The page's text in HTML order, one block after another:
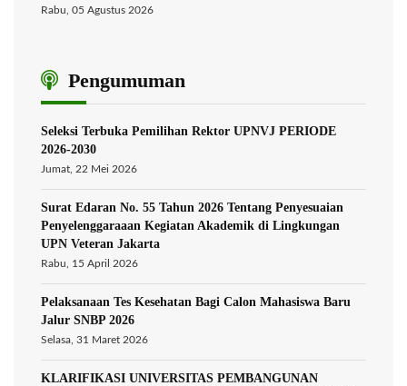
Rabu, 05 Agustus 2026
Pengumuman
Seleksi Terbuka Pemilihan Rektor UPNVJ PERIODE
2026-2030
Jumat, 22 Mei 2026
Surat Edaran No. 55 Tahun 2026 Tentang Penyesuaian
Penyelenggaraaan Kegiatan Akademik di Lingkungan
UPN Veteran Jakarta
Rabu, 15 April 2026
Pelaksanaan Tes Kesehatan Bagi Calon Mahasiswa Baru
Jalur SNBP 2026
Selasa, 31 Maret 2026
KLARIFIKASI UNIVERSITAS PEMBANGUNAN